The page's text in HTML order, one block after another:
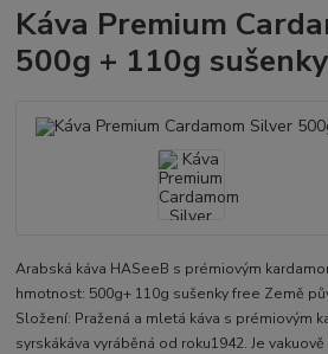
Káva Premium
500g + 110g
Arabská káva HASeeB s prémiovým
hmotnost: 500g+ 110g sušenky free Země
Složení: Pražená a mletá káva s prémiovým
syrskákáva vyráběná od roku1942. Je